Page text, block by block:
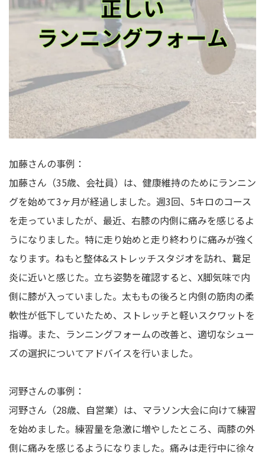
加藤さんの事例：
加藤さん（35歳、会社員）は、健康維持のためにランニン
グを始めて3ヶ月が経過しました。週3回、5キロのコース
を走っていましたが、最近、右膝の内側に痛みを感じるよ
うになりました。特に走り始めと走り終わりに痛みが強く
なります。ねもと整体&ストレッチスタジオを訪れ、鵞足
炎に近いと感じた。立ち姿勢を確認すると、X脚気味で内
側に膝が入っていました。太ももの後ろと内側の筋肉の柔
軟性が低下していたため、ストレッチと軽いスクワットを
指導。また、ランニングフォームの改善と、適切なシュー
ズの選択についてアドバイスを行いました。
河野さんの事例：
河野さん（28歳、自営業）は、マラソン大会に向けて練習
を始めました。練習量を急激に増やしたところ、両膝の外
側に痛みを感じるようになりました。痛みは走行中に徐々